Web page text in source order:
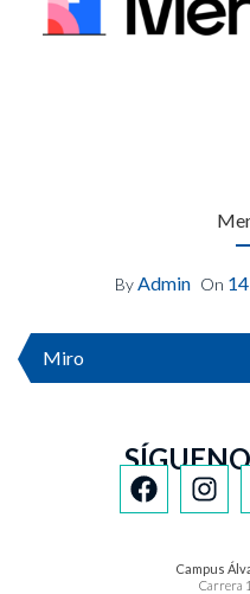
By Admin On
Miro
Campus
Carrera